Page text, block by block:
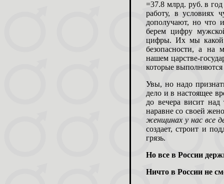
=37.8 млрд. руб. в
работу, в условиях
дополучают, но что
берем цифру
цифры. Их мы какой
безопасности, а на
нашем царстве-
которые
Увы, но надо
дело и в настоящее
до вечера висит над
наравне со своей
женщинах у нас все
создает, строит и
грязь.
Но все в России
Ничто в России не